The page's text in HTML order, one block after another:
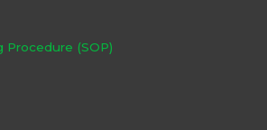
Procedure (SOP)